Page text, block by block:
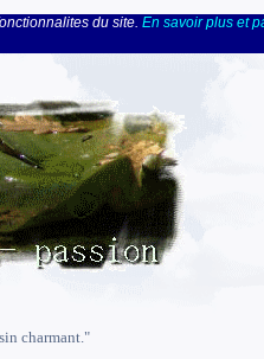
du site. En savoir plus et
charmant."